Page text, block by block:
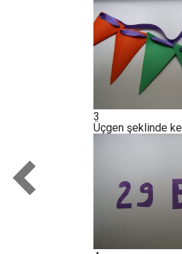
3
Üçgen şeklinde